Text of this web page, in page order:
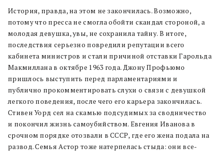
История, правда, на этом не закончилась. Возможно,
потому что пресса не смогла обойти скандал стороной, а
молодая девушка, увы, не сохранила тайну. В итоге,
последствия серьезно повредили репутации всего
кабинета министров и стали причиной отставки Гарольда
Макмиллана в октябре 1963 года. Джону Профьюмо
пришлось выступить перед парламентариями и
публично прокомментировать слухи о связи с девушкой
легкого поведения, после чего его карьера закончилась.
Стивен Уорд сел на скамью подсудимых за сводничество
и покончил жизнь самоубийством. Евгения Иванова в
срочном порядке отозвали в СССР, где его жена подала на
развод. Семья Астор тоже натерпелась стыда: они все-